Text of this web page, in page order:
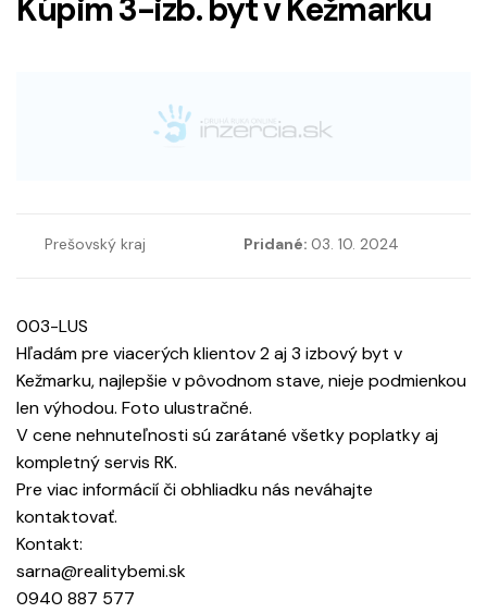
Kúpim 3-izb. byt v Kežmarku
Prešovský kraj Pridané: 03. 10. 2024
003-LUS
Hľadám pre viacerých klientov 2 aj 3 izbový byt v
Kežmarku, najlepšie v pôvodnom stave, nieje podmienkou
len výhodou. Foto ulustračné.
V cene nehnuteľnosti sú zarátané všetky poplatky aj
kompletný servis RK.
Pre viac informácií či obhliadku nás neváhajte
kontaktovať.
Kontakt:
sarna@realitybemi.sk
0940 887 577